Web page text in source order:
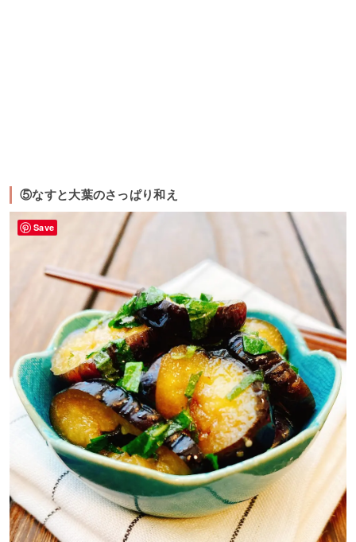
⑤なすと大葉のさっぱり和え
Save